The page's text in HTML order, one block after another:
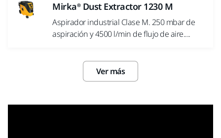
Mirka® Dust Extractor 1230 M
Aspirador industrial Clase M. 250 mbar de
aspiración y 4500 l/min de flujo de aire....
Ver más